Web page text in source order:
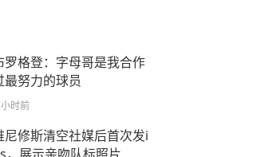
罗格登：字母哥是我合作
最努力的球员
时前
尼修斯清空社媒后首次发i